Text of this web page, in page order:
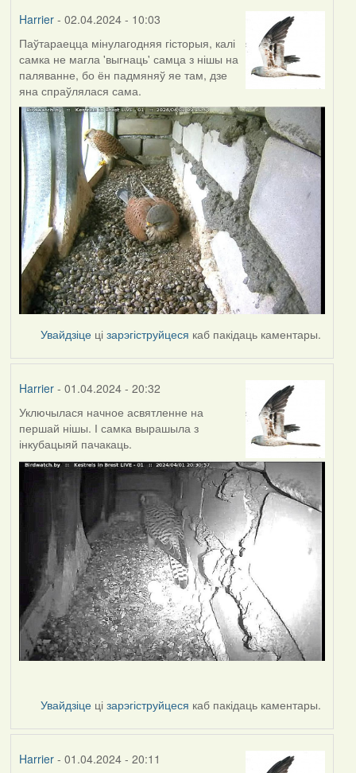
Harrier- 02.04.2024 - 10:03
Паўтараецца мінулагодняя гісторыя, калі
самка не магла 'выгнаць' самца з нішы на
паляванне, бо ён падмяняў яе там, дзе
яна спраўлялася сама.
Увайдзіце цізарэгіструйцеся каб пакідаць каментары.
Harrier- 01.04.2024 - 20:32
Уключылася начное асвятленне на
першай нішы. І самка вырашыла з
інкубацыяй пачакаць.
Увайдзіце цізарэгіструйцеся каб пакідаць каментары.
Harrier- 01.04.2024 - 20:11